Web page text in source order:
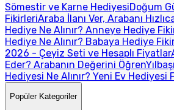
Sömestir ve Karne HediyesiDoğum
FikirleriAraba İlanı Ver, Arabanı
Hediye Ne Alınır? Anneye Hediye
Hediye Ne Alınır? Babaya Hediye
2026 - Çeyiz Seti ve Hesaplı Fiyatlar
Eder? Arabanın Değerini Öğren
Hediyesi Ne Alınır? Yeni Ev Hediyesi
Popüler Kategoriler